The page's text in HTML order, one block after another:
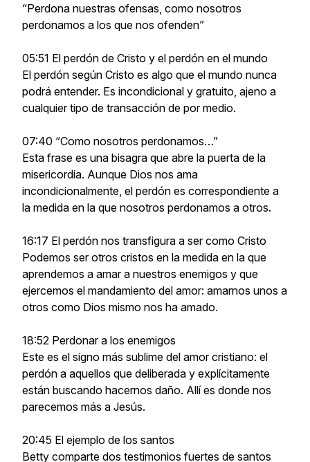
“Perdona nuestras ofensas, como nosotros
perdonamos a los que nos ofenden”
05:51 El perdón de Cristo y el perdón en el mundo
El perdón según Cristo es algo que el mundo nunca
podrá entender. Es incondicional y gratuito, ajeno a
cualquier tipo de transacción de por medio.
07:40 “Como nosotros perdonamos…”
Esta frase es una bisagra que abre la puerta de la
misericordia. Aunque Dios nos ama
incondicionalmente, el perdón es correspondiente a
la medida en la que nosotros perdonamos a otros.
16:17 El perdón nos transfigura a ser como Cristo
Podemos ser otros cristos en la medida en la que
aprendemos a amar a nuestros enemigos y que
ejercemos el mandamiento del amor: amarnos unos a
otros como Dios mismo nos ha amado.
18:52 Perdonar a los enemigos
Este es el signo más sublime del amor cristiano: el
perdón a aquellos que deliberada y explícitamente
están buscando hacernos daño. Allí es donde nos
parecemos más a Jesús.
20:45 El ejemplo de los santos
Betty comparte dos testimonios fuertes de santos